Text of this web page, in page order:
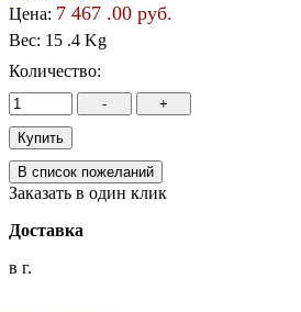
Цена: 7 467 .00 руб.
Вес: 15 .4 Kg
Количество:
Заказать в один клик
Доставка
в г.